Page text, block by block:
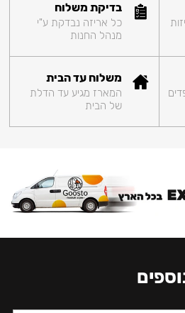
בדיקת משלוח
כל אריזה נבדקת ע"י
מנהל החנות
משלוח עד הבית
המארז מגיע עד הדלת
של הבית